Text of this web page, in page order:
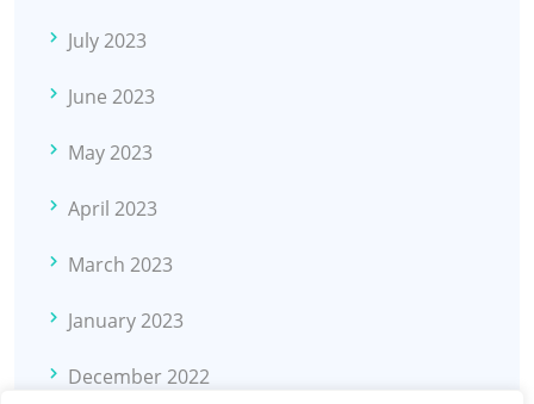
July 2023
June 2023
May 2023
April 2023
March 2023
January 2023
December 2022